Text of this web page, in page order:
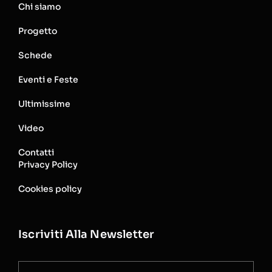
Chi siamo
Progetto
Schede
Eventi e Feste
Ultimissime
Video
Contatti
Privacy Policy
Cookies policy
Iscriviti Alla Newsletter